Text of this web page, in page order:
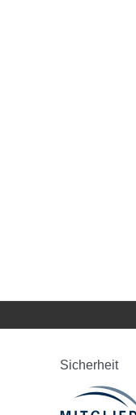
Sicherheit